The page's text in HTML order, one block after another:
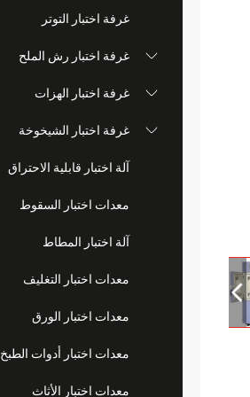
غرفة اختبار التوتر
غرفة اختبار رش الملح
غرفة اختبار الهزات
غرفة اختبار الشيخوخة
آلة اختبار قابلية الاحتراق
معدات اختبار السقوط
آلة اختبار المطاط
معدات اختبار التغليف
معدات اختبار الورق
معدات اختبار أدوات الطبخ
معدات اختبار الأثاث